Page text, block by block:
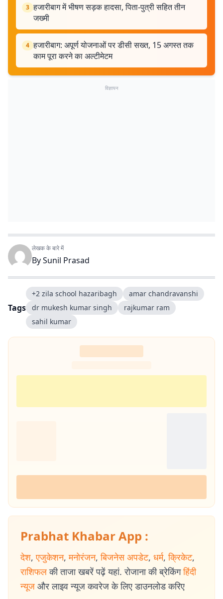
3 हजारीबाग में भीषण सड़क हादसा, पिता-पुत्री सहित तीन
जख्मी
4 हजारीबाग: अपूर्ण योजनाओं पर डीसी सख्त, 15 अगस्त तक
काम पूरा करने का अल्टीमेटम
विज्ञापन
लेखक के बारे में
BySunil Prasad
Tags
+2 zila school hazaribagh
amar chandravanshi
dr mukesh kumar singh
rajkumar ram
sahil kumar
Prabhat Khabar App :
देश, एजुकेशन, मनोरंजन, बिजनेस अपडेट, धर्म, क्रिकेट,
राशिफल की ताजा खबरें पढ़ें यहां. रोजाना की ब्रेकिंग हिंदी
न्यूज और लाइव न्यूज कवरेज के लिए डाउनलोड करिए